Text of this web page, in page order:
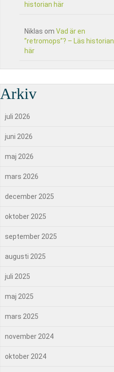
historian här
Niklas om Vad är en
”retromops”? – Läs historian
här
Arkiv
juli 2026
juni 2026
maj 2026
mars 2026
december 2025
oktober 2025
september 2025
augusti 2025
juli 2025
maj 2025
mars 2025
november 2024
oktober 2024